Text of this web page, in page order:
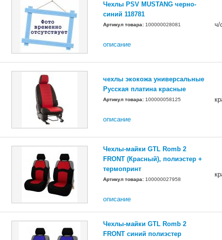
Чехлы PSV MUSTANG черно-
синий 118781
Артикул товара: 100000028081
описание
ч/
чехлы экокожа универсальные
Русская платина красные
Артикул товара: 100000058125
описание
Чехлы-майки GTL Romb 2
FRONT (Красный), полиэстер +
термопринт
Артикул товара: 100000027958
описание
Чехлы-майки GTL Romb 2
FRONT синий полиэстер